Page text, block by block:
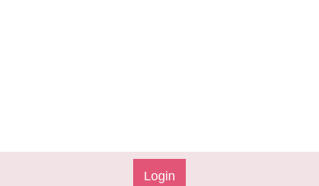
Login